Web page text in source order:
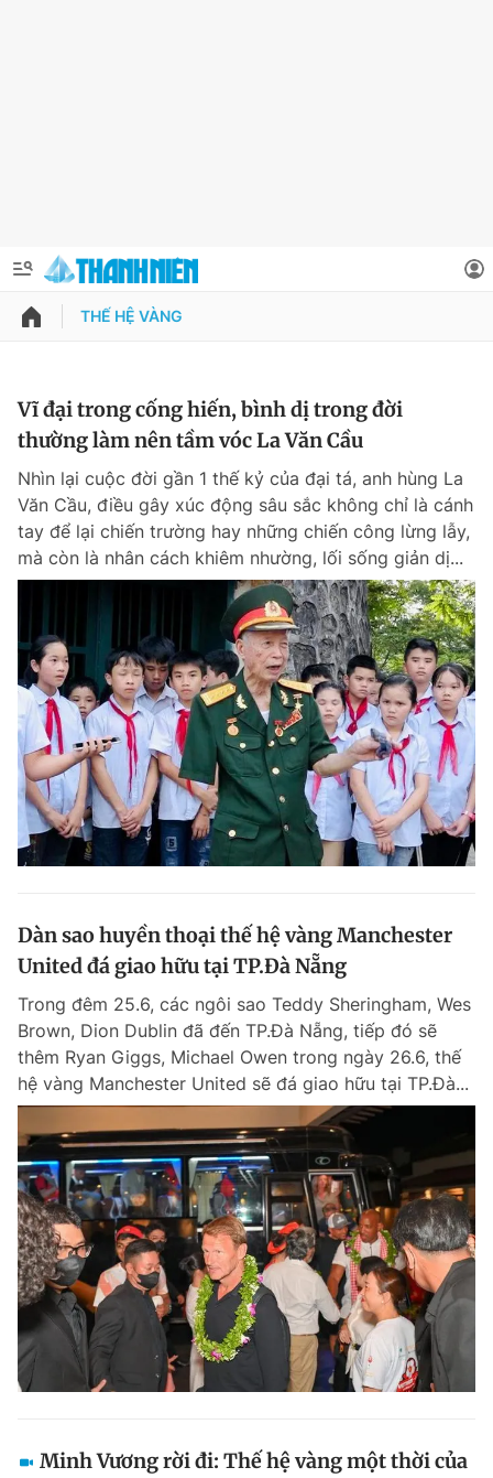
QUẢNG CÁO
Chuyên mục khác
Chào ngày mới Tin 24h
Tin thị trường Tin 360
Video Magazine
Sản phẩm khác
Tiện ích Bạn cần biết
Đọc Thanh Niên trên điện thoại
Theo dõi báo trên
Hotline
0906 645 777
Liên hệ quảng cáo
0908 780 404
Đặt báo Quảng cáo RSS Tòa soạn Chính sách bảo
Tổng biên tập: Nguyễn Ngọc Toàn
Tổng thư ký tòa soạn: Đức Trung
Thông tin tài khoản
Đổi mật khẩu
Tin đã lưu
Tin đã xem
THẾ HỆ VÀNG
Vĩ đại trong cống hiến, bình dị trong đời
thường làm nên tầm vóc La Văn Cầu
Nhìn lại cuộc đời gần 1 thế kỷ của đại tá, anh hùng La
Văn Cầu, điều gây xúc động sâu sắc không chỉ là cánh
tay để lại chiến trường hay những chiến công lừng lẫy,
mà còn là nhân cách khiêm nhường, lối sống giản dị...
Dàn sao huyền thoại thế hệ vàng Manchester
United đá giao hữu tại TP.Đà Nẵng
Trong đêm 25.6, các ngôi sao Teddy Sheringham, Wes
Brown, Dion Dublin đã đến TP.Đà Nẵng, tiếp đó sẽ
thêm Ryan Giggs, Michael Owen trong ngày 26.6, thế
hệ vàng Manchester United sẽ đá giao hữu tại TP.Đà...
Minh Vương rời đi: Thế hệ vàng một thời của